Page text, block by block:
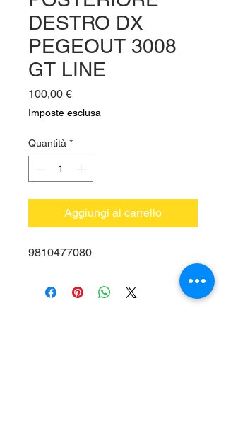
DESTRO DX
PEGEOUT 3008
GT LINE
100,00 €Prezzo
Imposte esclusa
Quantità *
Aggiungi al carrello
9810477080